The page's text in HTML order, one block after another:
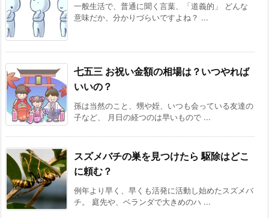
一般生活で、普通に聞く言葉、「道義的」 どんな
意味だか、分かりづらいですよね？ ...
七五三 お祝い金額の相場は？いつやれば
いいの？
孫は当然のこと、甥や姪、いつも会っている友達の
子など、 月日の経つのは早いもので ...
スズメバチの巣を見つけたら 駆除はどこ
に頼む？
例年より早く、早くも活発に活動し始めたスズメバ
チ。 庭先や、ベランダで大きめのハ ...